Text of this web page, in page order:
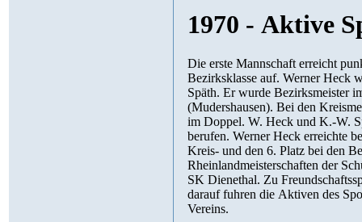
1970 - Aktive
Die erste Mannschaft erreicht punktgleich mit
Bezirksklasse auf. Werner Heck wurde Kreismeister der B-Klasse im Einzel und im Doppel mit Karl-Werner
Späth. Er wurde Bezirksmeister im
(Mudershausen). Bei den Kreismeisterschaften der Schülerinnen
im Doppel. W. Heck und K.-W. Späth wurden in die Kreisauswahl der Senioren, Bernd Stötzer in die Jugend
berufen. Werner Heck erreichte bei den Rheinlandranglisten
Kreis- und den 6. Platz bei den Bezirksranglisten belegte Renate Petzold. Gabi Schmidt nahm an den
Rheinlandmeisterschaften der Schülerinnen teil. Norbert Stork
SK Dienethal. Zu Freundschaftsspielen verweilten Spieler aus Rutesheim bei Stuttgart in Dienethal. Kurz
darauf fuhren die Aktiven des Sport Klubs nach Düsseldorf-Erkrath zu
Vereins.